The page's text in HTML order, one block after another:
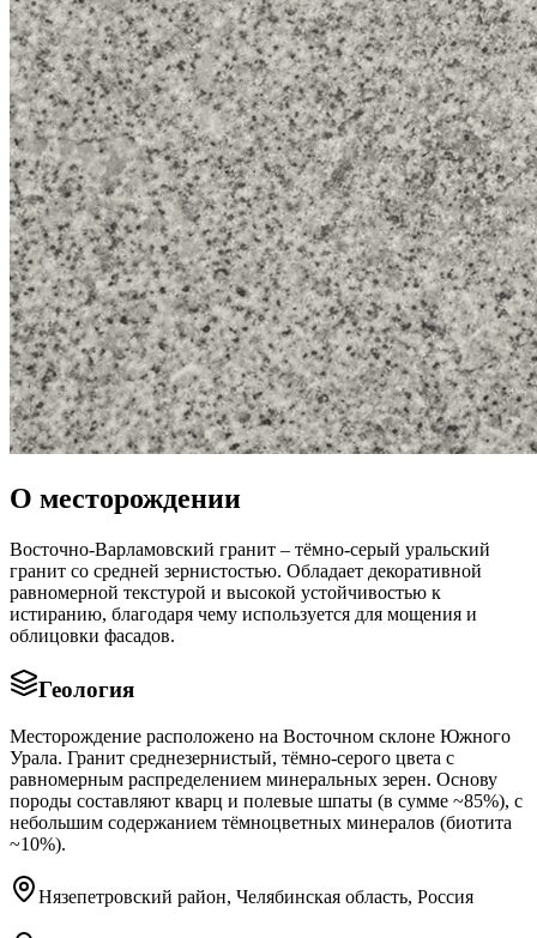
О месторождении
Восточно-Варламовский гранит – тёмно-серый уральский
гранит со средней зернистостью. Обладает декоративной
равномерной текстурой и высокой устойчивостью к
истиранию, благодаря чему используется для мощения и
облицовки фасадов.
Геология
Месторождение расположено на Восточном склоне Южного
Урала. Гранит среднезернистый, тёмно-серого цвета с
равномерным распределением минеральных зерен. Основу
породы составляют кварц и полевые шпаты (в сумме ~85%), с
небольшим содержанием тёмноцветных минералов (биотита
~10%).
Нязепетровский район, Челябинская область, Россия